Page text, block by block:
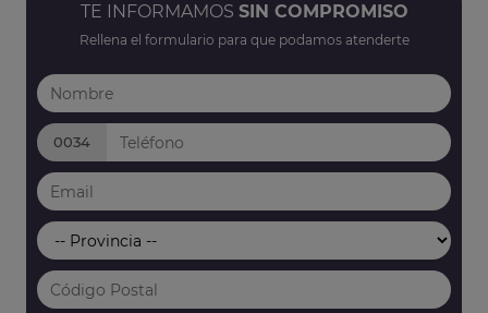
TE INFORMAMOS SIN COMPROMISO
Rellena el formulario para que podamos atenderte
0034